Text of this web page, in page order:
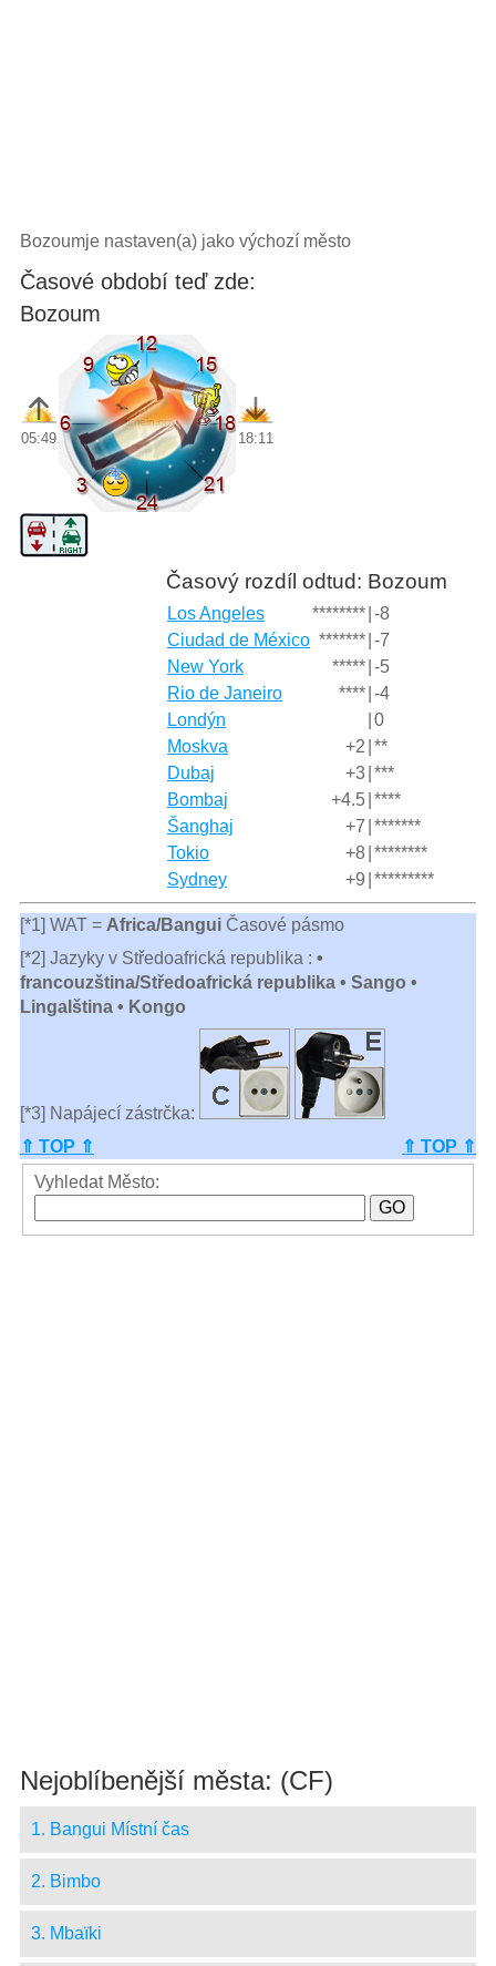
Bozoumje nastaven(a) jako výchozí město
Časové období teď zde:
Bozoum
05:49 18:11
Časový rozdíl odtud: Bozoum
Los Angeles ******** -8
Ciudad de México ******* -7
New York
***** -5
Rio de Janeiro
**** -4
Londýn
0
Moskva
+2 **
Dubaj
+3 ***
Bombaj
+4.5 ****
Šanghaj
+7 *******
Tokio
+8 ********
Sydney
+9 *********
[*1] WAT = Africa/BanguiČasové pásmo
[*2] Jazyky v Středoafrická republika : •
francouzština/Středoafrická republika • Sango •
Lingalština • Kongo
[*3] Napájecí zástrčka:
⇑ TOP ⇑
⇑ TOP ⇑
Vyhledat Město:
Nejoblíbenější města: (CF)
1. Bangui Místní čas
2. Bimbo
3. Mbaïki